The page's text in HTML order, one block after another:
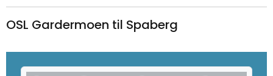
OSL Gardermoen til Spaberg